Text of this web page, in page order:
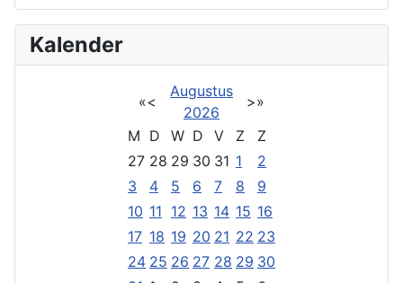
Kalender
«<
Augustus
2026
>»
M D W D V Z
Z
27 28 29 30 31 1
2
3
4 5 6 7 8
9
10 11 12 13 14 15 16
17 18 19 20 21 22 23
24 25 26 27 28 29 30